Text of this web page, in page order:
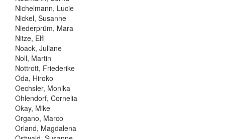
Nichelmann, Lucie
Nickel, Susanne
Niederprüm, Mara
Nitze, Elfi
Noack, Juliane
Noll, Martin
Nottrott, Friederike
Oda, Hiroko
Oechsler, Monika
Ohlendorf, Cornelia
Okay, Mike
Organo, Marco
Orland, Magdalena